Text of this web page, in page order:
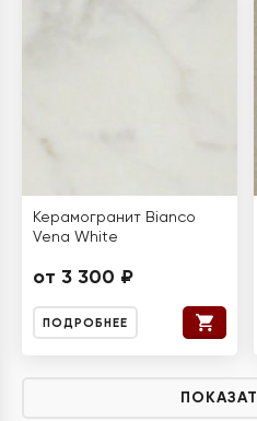
Керамогранит Bianco
Vena White
от 3 300 ₽
ПОДРОБНЕЕ